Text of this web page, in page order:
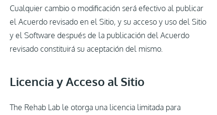
Cualquier cambio o modificación será efectivo al publicar
el Acuerdo revisado en el Sitio, y su acceso y uso del Sitio
y el Software después de la publicación del Acuerdo
revisado constituirá su aceptación del mismo.
Licencia y Acceso al Sitio
The Rehab Lab le otorga una licencia limitada para